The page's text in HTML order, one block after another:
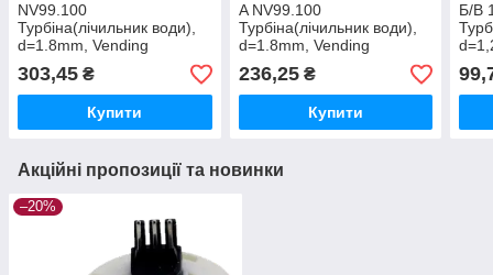
NV99.100
Турбіна(лічильник води),
d=1.8mm, Vending
303,45 ₴
Купити
A NV99.100
Турбіна(лічильник води),
d=1.8mm, Vending
236,25₴
Купити
Б/В
Акційні пропозиції та новинки
–20%